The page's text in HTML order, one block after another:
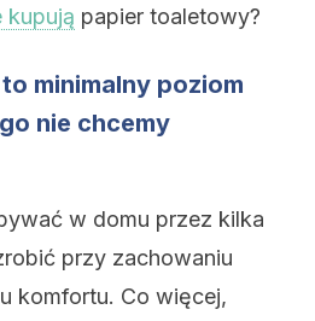
kupują papier toaletowy?
minimalny poziom
nie chcemy
w domu przez kilka
przy zachowaniu
komfortu. Co więcej,